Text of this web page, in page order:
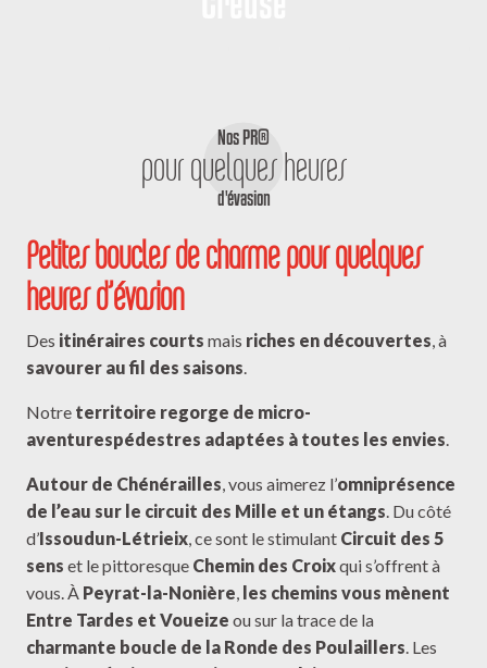
Nos PR®
pour quelques heures
d'évasion
Petites boucles de charme pour quelques
heures d’évasion
Des itinéraires courts mais riches en découvertes, à
savourer au fil des saisons.
Notre territoire regorge de micro-
aventurespédestres adaptées à toutes les envies.
Autour de Chénérailles, vous aimerez l’omniprésence
de l’eau sur le circuit des Mille et un étangs. Du côté
d’Issoudun-Létrieix, ce sont le stimulant Circuit des 5
sens et le pittoresque Chemin des Croixqui s’offrent à
vous. À Peyrat-la-Nonière, les chemins vous mènent
Entre Tardes et Voueize ou sur la trace de la
charmante boucle de la Ronde des Poulaillers. Les